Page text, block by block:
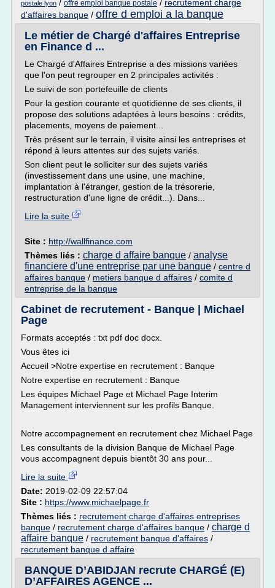
postale lyon / offre emploi banque postale / recrutement charge
d'affaires banque / offre d emploi a la banque
Le métier de Chargé d'affaires Entreprise
en Finance d ...
Le Chargé d'Affaires Entreprise a des missions variées
que l'on peut regrouper en 2 principales activités :
Le suivi de son portefeuille de clients
Pour la gestion courante et quotidienne de ses clients, il
propose des solutions adaptées à leurs besoins : crédits,
placements, moyens de paiement...
Très présent sur le terrain, il visite ainsi les entreprises et
répond à leurs attentes sur des sujets variés.
Son client peut le solliciter sur des sujets variés
(investissement dans une usine, une machine,
implantation à l'étranger, gestion de la trésorerie,
restructuration d'une ligne de crédit...). Dans...
Lire la suite
Site : http://wallfinance.com
Thèmes liés : charge d affaire banque / analyse
financiere d'une entreprise par une banque / centre d
affaires banque / metiers banque d affaires / comite d
entreprise de la banque
Cabinet de recrutement - Banque | Michael
Page
Formats acceptés : txt pdf doc docx.
Vous êtes ici
Accueil >Notre expertise en recrutement : Banque
Notre expertise en recrutement : Banque
Les équipes Michael Page et Michael Page Interim
Management interviennent sur les profils Banque.
Notre accompagnement en recrutement chez Michael Page
Les consultants de la division Banque de Michael Page
vous accompagnent depuis bientôt 30 ans pour...
Lire la suite
Date: 2019-02-09 22:57:04
Site : https://www.michaelpage.fr
Thèmes liés : recrutement charge d'affaires entreprises
banque / recrutement charge d'affaires banque / charge d
affaire banque / recrutement banque d'affaires /
recrutement banque d affaire
BANQUE D’ABIDJAN recrute CHARGÉ (E)
D’AFFAIRES AGENCE ...